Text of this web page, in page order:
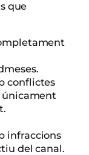
que
conflictes
únicament
infraccions
del canal.